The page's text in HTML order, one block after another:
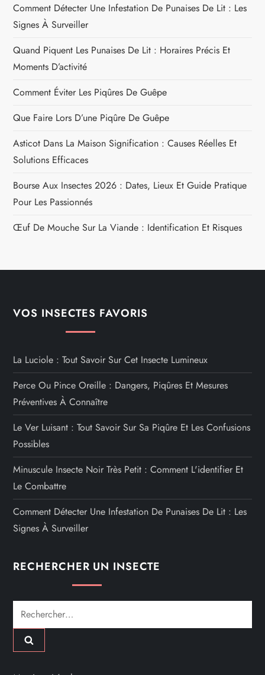
Comment Détecter Une Infestation De Punaises De Lit : Les
Signes À Surveiller
Quand Piquent Les Punaises De Lit : Horaires Précis Et
Moments D’activité
Comment Éviter Les Piqûres De Guêpe
Que Faire Lors D’une Piqûre De Guêpe
Asticot Dans La Maison Signification : Causes Réelles Et
Solutions Efficaces
Bourse Aux Insectes 2026 : Dates, Lieux Et Guide Pratique
Pour Les Passionnés
Œuf De Mouche Sur La Viande : Identification Et Risques
VOS INSECTES FAVORIS
La Luciole : Tout Savoir Sur Cet Insecte Lumineux
Perce Ou Pince Oreille : Dangers, Piqûres Et Mesures
Préventives À Connaître
Le Ver Luisant : Tout Savoir Sur Sa Piqûre Et Les Confusions
Possibles
Minuscule Insecte Noir Très Petit : Comment L'identifier Et
Le Combattre
Comment Détecter Une Infestation De Punaises De Lit : Les
Signes À Surveiller
RECHERCHER UN INSECTE
Rechercher :